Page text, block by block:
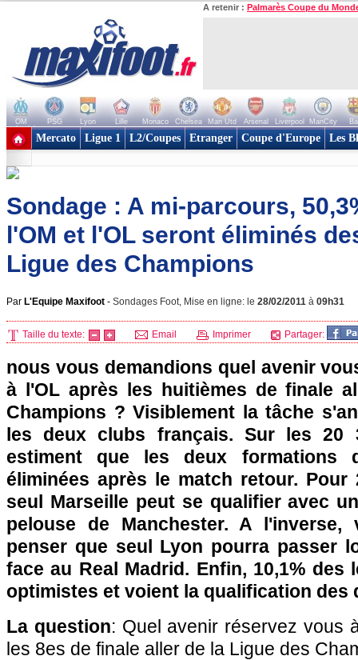
A retenir : Palmarès Coupe du
OM PSG Lyon Lille Monaco Chelsea Man Utd Arsenal Liverpool ManCity
+ de clubs
Mercato Ligue 1 L2/Coupes Etranger Coupe d'Europe Les
Sondage : A mi-parcours,
l'OM et l'OL seront éliminés
Ligue des Champions
Par L'Equipe Maxifoot - Sondages Foot, Mise en ligne: le 28/02/2011 à 09h31
Taille du texte: Email Imprimer Partager:
nous vous demandions quel avenir
à l'OL après les huitièmes de finale
Champions ? Visiblement la tâche
les deux clubs français. Sur les 20
estiment que les deux formations
éliminées après le match retour. Pour
seul Marseille peut se qualifier avec
pelouse de Manchester. A l'inverse,
penser que seul Lyon pourra passer
face au Real Madrid. Enfin, 10,1% des
optimistes et voient la qualification des
La question: Quel avenir réservez vous
les 8es de finale aller de la Ligue des